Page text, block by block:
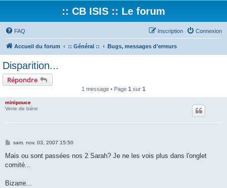
:: CB ISIS :: Le forum
FAQ Connexion
Inscription
Accueil du forum :: Général :: Bugs, messages d'erreurs
Disparition...
Répondre
1 message • Page 1 sur 1
minipouce
Verre de bière
M
s
a
sam. nov. 03, 2007 15:50
Mais ou sont passées nos 2 Sarah? Je ne les vois plus dans l'onglet
comité...
Bizarre...